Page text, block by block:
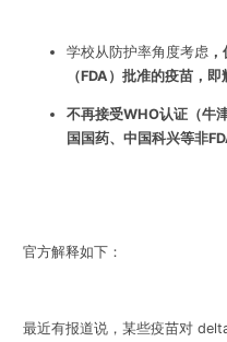
学校从防护率角度考虑，
（FDA）批准的疫苗，
不再接受WHO认证（牛
国国药、中国科兴等非
官方解释如下：
最近有报道说，某些疫苗对